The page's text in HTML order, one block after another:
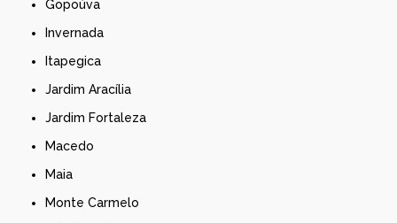
Gopoúva
Invernada
Itapegica
Jardim Aracília
Jardim Fortaleza
Macedo
Maia
Monte Carmelo